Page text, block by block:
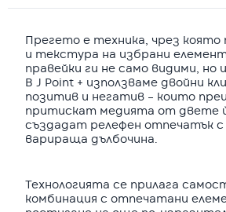
Прегето е техника, чрез
и текстура на избрани
правейки ги не само видими, но
В J Point + използваме двойни
позитив и негатив – които
притискат медията от двете
създадат релефен отпечатък с
варираща дълбочина.
Технологията се прилага
комбинация с отпечатани